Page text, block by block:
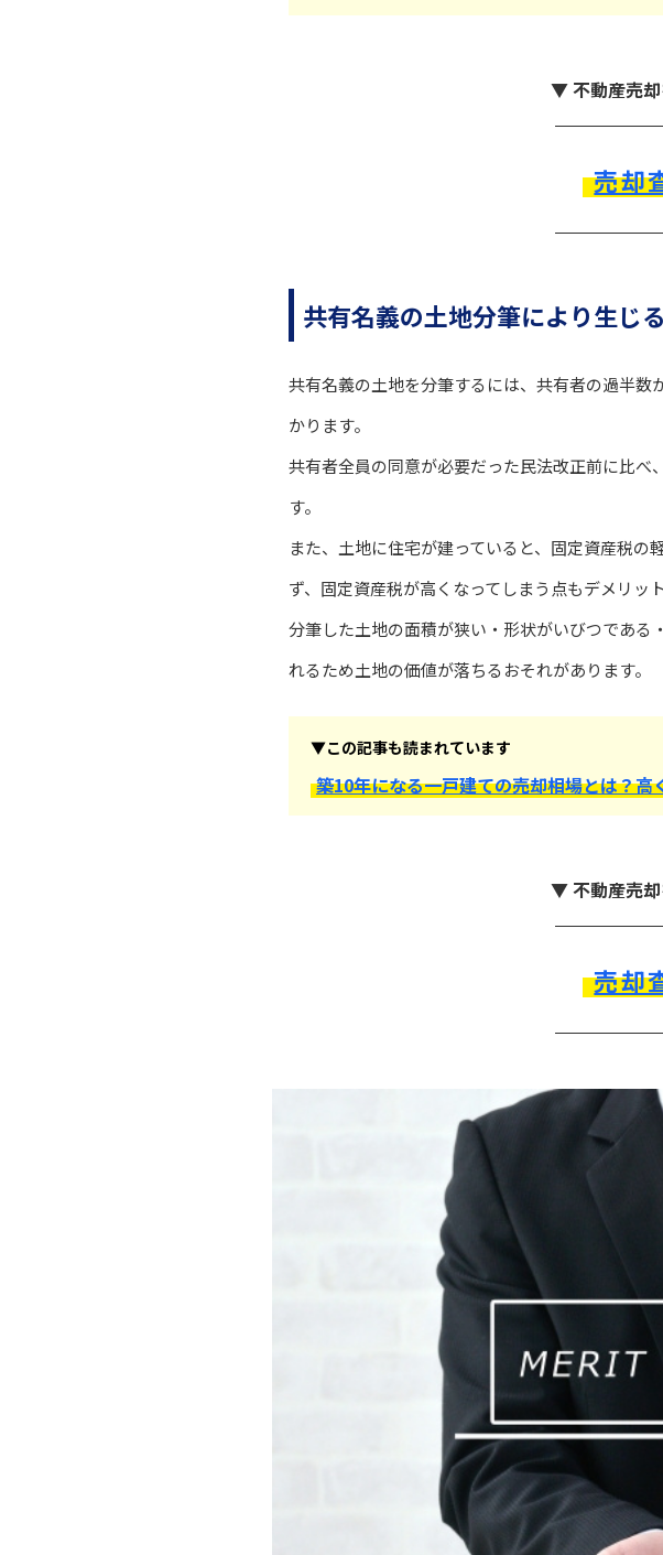
▼ 不動産売
売却
共有名義の土地分筆により生じ
共有名義の土地を分筆するには、共有者の過半
かります。
共有者全員の同意が必要だった民法改正前に比
す。
また、土地に住宅が建っていると、固定資産税
ず、固定資産税が高くなってしまう点もデメリッ
分筆した土地の面積が狭い・形状がいびつである
れるため土地の価値が落ちるおそれがあります。
▼この記事も読まれています
築10年になる一戸建ての売却相場とは？高
▼ 不動産売
売却